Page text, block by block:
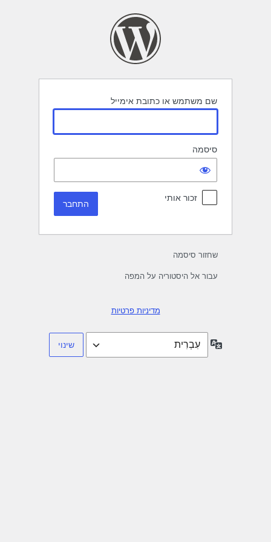
שם משתמש או כתובת אימייל
סיסמה
זכור אותי
שחזור סיסמה
עבור אל היסטוריה על המפה
מדיניות פרטיות
שפה